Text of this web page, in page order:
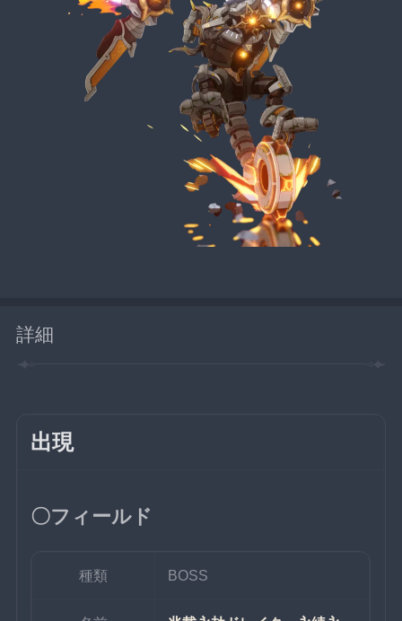
詳細
出現
〇フィールド
種類 BOSS